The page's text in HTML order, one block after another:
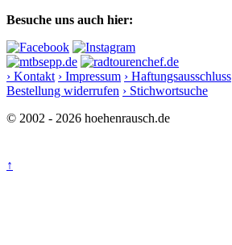
Besuche uns auch hier:
› Kontakt › Impressum › Haftungsausschluss
Bestellung widerrufen › Stichwortsuche
© 2002 - 2026 hoehenrausch.de
↑